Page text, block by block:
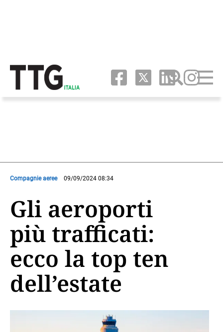
Compagnie aeree 09/09/2024 08:34
Gli aeroporti
più trafficati:
ecco la top ten
dell’estate